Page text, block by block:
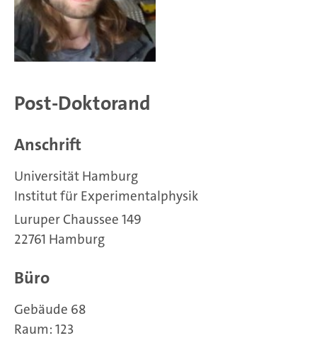
Post-Doktorand
Anschrift
Universität Hamburg
Institut für Experimentalphysik
Luruper Chaussee 149
22761 Hamburg
Büro
Gebäude 68
Raum: 123